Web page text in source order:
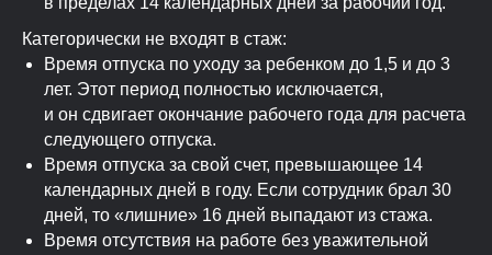
Категорически не входят в стаж:
Время отпуска по уходу за ребенком до 1,5 и до 3
лет. Этот период полностью исключается,
и он сдвигает окончание рабочего года для расчета
следующего отпуска.
Время отпуска за свой счет, превышающее 14
календарных дней в году. Если сотрудник брал 30
дней, то «лишние» 16 дней выпадают из стажа.
Время отсутствия на работе без уважительной